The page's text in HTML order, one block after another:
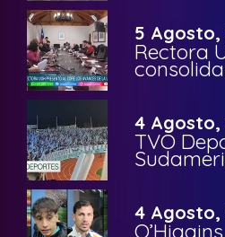
5 Agosto,
Rectora
4 Agosto,
TVO
4 Agosto,